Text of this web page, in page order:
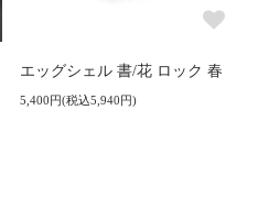
エッグシェル 書/花 ロック 春
5,400円(税込5,940円)